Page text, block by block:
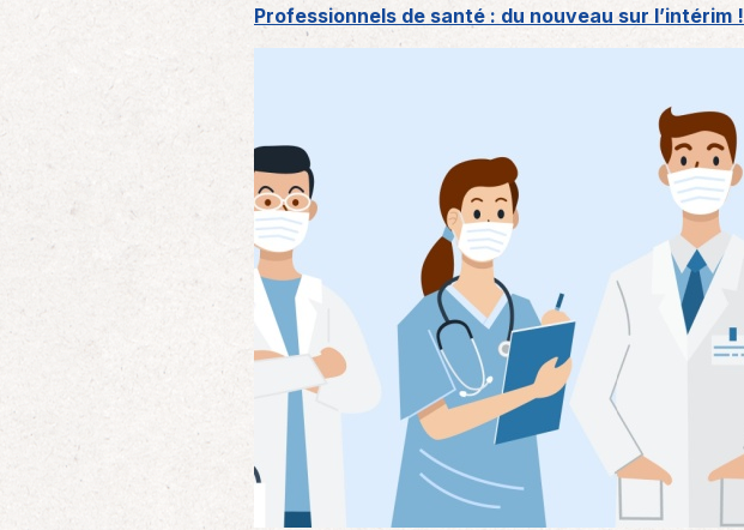
Professionnels de santé : du nouveau sur l’intérim !